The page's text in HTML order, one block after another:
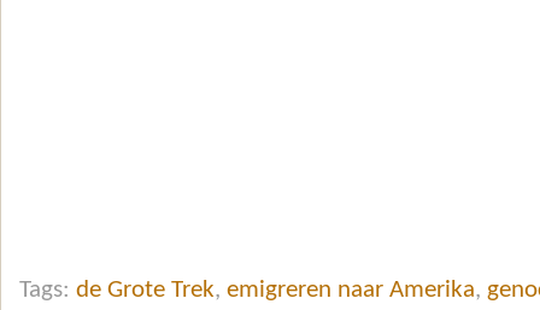
Tags: de Grote Trek, emigreren naar Amerika,